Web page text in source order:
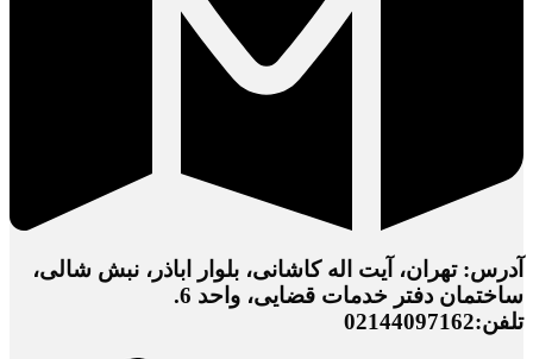
آدرس: تهران، آیت اله کاشانی، بلوار اباذر، نبش شالی،
ساختمان دفتر خدمات قضایی، واحد 6.
تلفن:02144097162